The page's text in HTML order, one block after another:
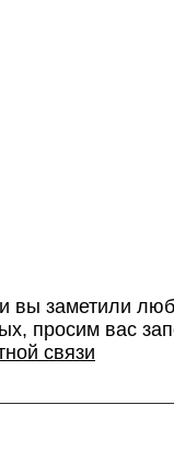
вы заметили
просим вас
связи